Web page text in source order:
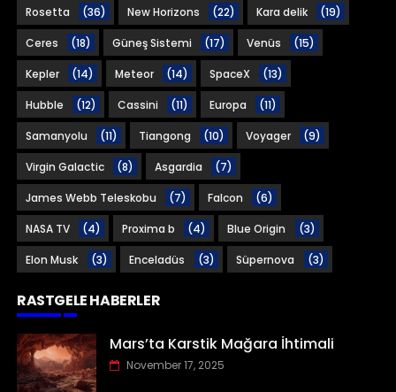
Rosetta (36) New Horizons (22) Kara delik (19)
Ceres (18) Güneş Sistemi (17) Venüs (15)
Kepler (14) Meteor (14) SpaceX (13)
Hubble (12) Cassini (11) Europa (11)
Samanyolu (11) Tiangong (10) Voyager (9)
Virgin Galactic (8) Asgardia (7)
James Webb Teleskobu (7) Falcon (6)
NASA TV (4) Proxima b (4) Blue Origin (3)
Elon Musk (3) Enceladüs (3) Süpernova (3)
RASTGELE HABERLER
Mars’ta Karstik Mağara İhtimali
November 17, 2025